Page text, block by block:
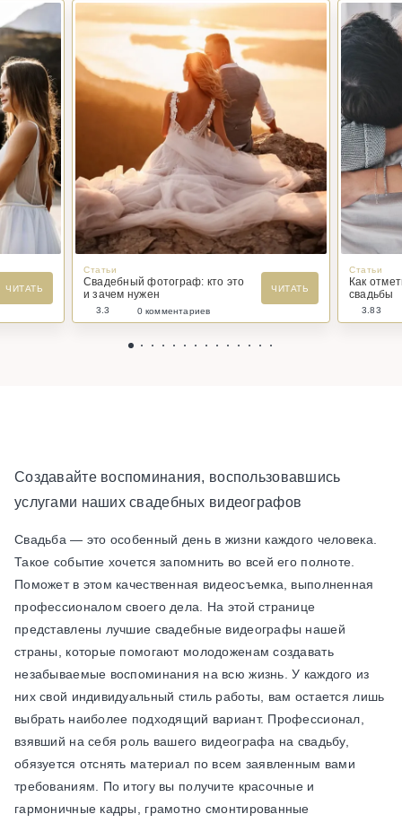
ЧИТАТЬ
Статьи
Свадебный фотограф: кто это
и зачем нужен
ЧИТАТЬ
3.3 0 комментариев
Статьи
Как
свадьбы
3.83
Создавайте воспоминания, воспользовавшись
услугами наших свадебных видеографов
Свадьба — это особенный день в жизни каждого человека.
Такое событие хочется запомнить во всей его полноте.
Поможет в этом качественная видеосъемка, выполненная
профессионалом своего дела. На этой странице
представлены лучшие свадебные видеографы нашей
страны, которые помогают молодоженам создавать
незабываемые воспоминания на всю жизнь. У каждого из
них свой индивидуальный стиль работы, вам остается лишь
выбрать наиболее подходящий вариант. Профессионал,
взявший на себя роль вашего видеографа на свадьбу,
обязуется отснять материал по всем заявленным вами
требованиям. По итогу вы получите красочные и
гармоничные кадры, грамотно смонтированные